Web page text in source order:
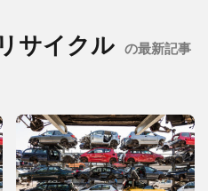
サイクル の最新記事